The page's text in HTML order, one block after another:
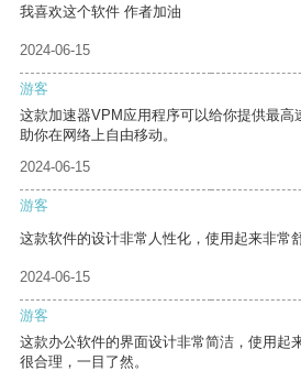
我喜欢这个软件 作者加油
2024-06-15
游客
这款加速器VPM应用程序可以给你提供最高
助你在网络上自由移动。
2024-06-15
游客
这款软件的设计非常人性化，使用起来非常舒
2024-06-15
游客
这款办公软件的界面设计非常简洁，使用起
很合理，一目了然。